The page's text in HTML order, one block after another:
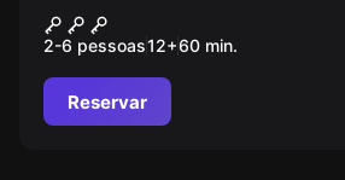
Vikings - O Tesouro
2-6 pessoas12+60 min.
Reservar